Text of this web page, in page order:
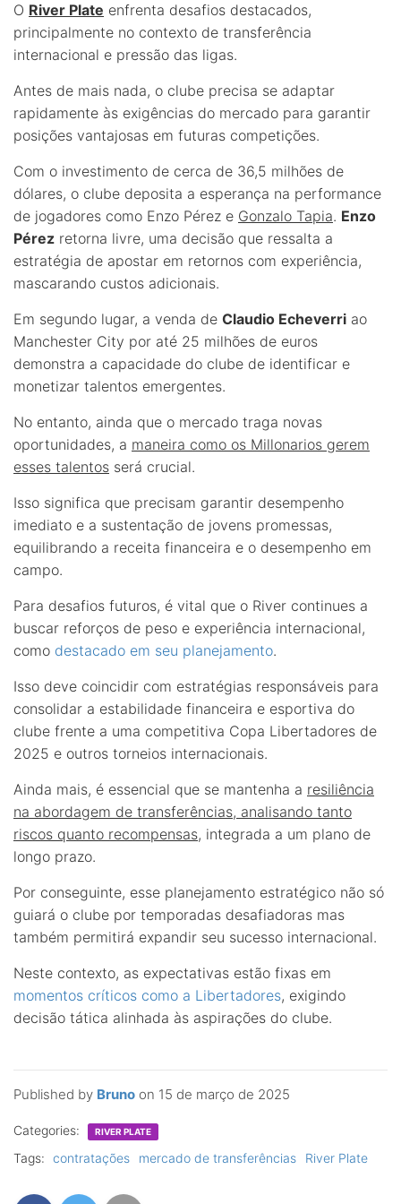
Published by Bruno on 15 de março de 2025
O River Plate enfrenta desafios destacados,
principalmente no contexto de transferência
internacional e pressão das ligas.
Antes de mais nada, o clube precisa se adaptar
rapidamente às exigências do mercado para garantir
posições vantajosas em futuras competições.
Com o investimento de cerca de 36,5 milhões de
dólares, o clube deposita a esperança na performance
de jogadores como Enzo Pérez e Gonzalo Tapia. Enzo
Pérez retorna livre, uma decisão que ressalta a
estratégia de apostar em retornos com experiência,
mascarando custos adicionais.
Em segundo lugar, a venda de Claudio Echeverri ao
Manchester City por até 25 milhões de euros
demonstra a capacidade do clube de identificar e
monetizar talentos emergentes.
No entanto, ainda que o mercado traga novas
oportunidades, a maneira como os Millonarios gerem
esses talentos será crucial.
Isso significa que precisam garantir desempenho
imediato e a sustentação de jovens promessas,
equilibrando a receita financeira e o desempenho em
campo.
Para desafios futuros, é vital que o River continues a
buscar reforços de peso e experiência internacional,
como destacado em seu planejamento.
Isso deve coincidir com estratégias responsáveis para
consolidar a estabilidade financeira e esportiva do
clube frente a uma competitiva Copa Libertadores de
2025 e outros torneios internacionais.
Ainda mais, é essencial que se mantenha a resiliência
na abordagem de transferências, analisando tanto
riscos quanto recompensas, integrada a um plano de
longo prazo.
Por conseguinte, esse planejamento estratégico não só
guiará o clube por temporadas desafiadoras mas
também permitirá expandir seu sucesso internacional.
Neste contexto, as expectativas estão fixas em
momentos críticos como a Libertadores, exigindo
decisão tática alinhada às aspirações do clube.
Categories: RIVER PLATE
Tags: contratações mercado de transferências River Plate